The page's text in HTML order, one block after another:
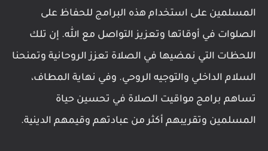
المسلمين على استخدام هذه البرامج للحفاظ على
الصلوات في أوقاتها وتعزيز التواصل مع الله. إن تلك
اللحظات التي نمضيها في الصلاة تعزز الروحانية وتمنحنا
السلام الداخلي والتوجيه الروحي. وفي نهاية المطاف،
تساهم برامج مواقيت الصلاة في تحسين حياة
المسلمين وتقريبهم أكثر من عبادتهم وقيمهم الدينية.